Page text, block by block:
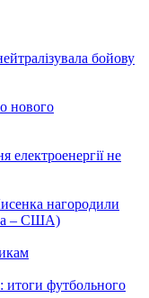
бойову
нового
електроенергії не
нагородили
– США)
итоги футбольного